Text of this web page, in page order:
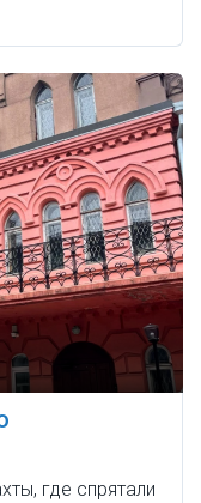
где спрятали